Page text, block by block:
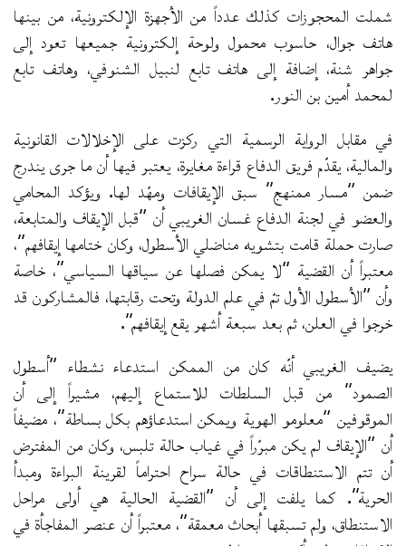
شملت المحجوزات كذلك عدداً من الأجهزة الإلكترونية، من بينها
هاتف جوال، حاسوب محمول ولوحة إلكترونية جميعها تعود إلى
جواهر شنة، إضافة إلى هاتف تابع لنبيل الشنوفي، وهاتف تابع
لمحمد أمين بن النور.
في مقابل الرواية الرسمية التي ركزت على الإخلالات القانونية
والمالية، يقدّم فريق الدفاع قراءة مغايرة، يعتبر فيها أن ما جرى يندرج
ضمن “مسار ممنهج” سبق الإيقافات ومهّد لها. ويؤكد المحامي
والعضو في لجنة الدفاع غسان الغريبي أن “قبل الإيقاف والمتابعة،
صارت حملة قامت بتشويه مناضلي الأسطول، وكان ختامها إيقافهم”،
معتبراً أن القضية “لا يمكن فصلها عن سياقها السياسي”، خاصة
وأن “الأسطول الأول تمّ في علم الدولة وتحت رقابتها، فالمشاركون قد
خرجوا في العلن، ثم بعد سبعة أشهر يقع إيقافهم”.
يضيف الغريبي أنّه كان من الممكن استدعاء نشطاء “أسطول
الصمود” من قبل السلطات للاستماع إليهم، مشيراً إلى أن
الموقوفين “معلومو الهوية ويمكن استدعاؤهم بكل بساطة”، مضيفاً
أن “الإيقاف لم يكن مبرّراً في غياب حالة تلبس، وكان من المفترض
أن تتم الاستنطاقات في حالة سراح احتراماً لقرينة البراءة ومبدأ
الحرية”. كما يلفت إلى أن “القضية الحالية هي أولى مراحل
الاستنطاق، ولم تسبقها أبحاث معمقة”، معتبراً أن عنصر المفاجأة في